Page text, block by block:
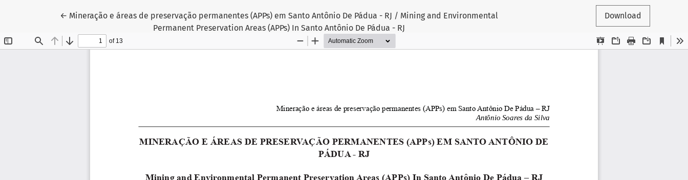
← Return to Article Details
Mineração e áreas de preservação permanentes (APPs) em Santo Antônio De Pádua - RJ / Mining and Environmental
Permanent Preservation Areas (APPs) In Santo Antônio De Pádua - RJ
Download